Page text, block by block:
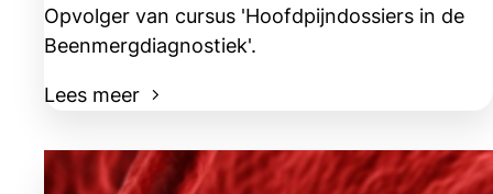
Opvolger van cursus 'Hoofdpijndossiers in de
Beenmergdiagnostiek'.
Lees meer